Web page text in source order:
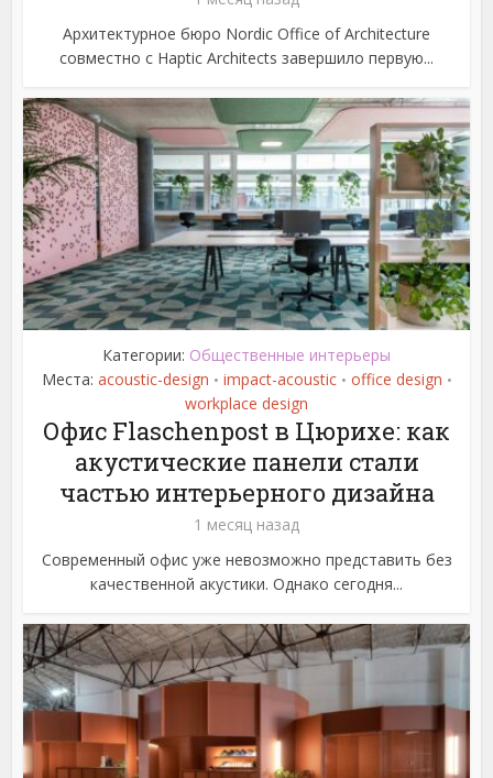
Архитектурное бюро Nordic Office of Architecture
совместно с Haptic Architects завершило первую...
Категории: Общественные интерьеры
Места: acoustic-design • impact-acoustic • office design •
workplace design
Офис Flaschenpost в Цюрихе: как
акустические панели стали
частью интерьерного дизайна
1 месяц назад
Современный офис уже невозможно представить без
качественной акустики. Однако сегодня...